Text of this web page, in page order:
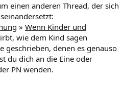
einen anderen Thread, der sich
» Wenn Kinder und
wie dem Kind sagen
geschrieben, denen es genauso
du dich an die Eine oder
PN wenden.